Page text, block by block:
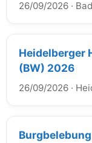
26/09/2026 ·
Heidelberger
(BW) 2026
26/09/2026 ·